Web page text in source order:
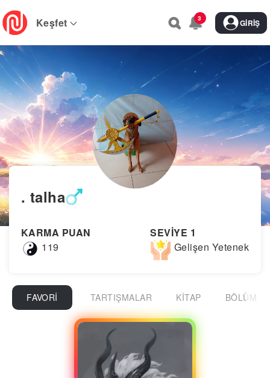
Skip
to
main
navigation
Keşfet 3 GIRIŞ
. talha
KARMA PUAN
119
SEVİYE 1
Gelişen Yetenek
FAVORI TARTIŞMALAR KITAP BÖLÜM